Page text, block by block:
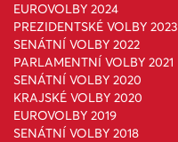
EUROVOLBY 2024
PREZIDENTSKÉ VOLBY 2023
SENÁTNÍ VOLBY 2022
PARLAMENTNÍ VOLBY 2021
SENÁTNÍ VOLBY 2020
KRAJSKÉ VOLBY 2020
EUROVOLBY 2019
SENÁTNÍ VOLBY 2018